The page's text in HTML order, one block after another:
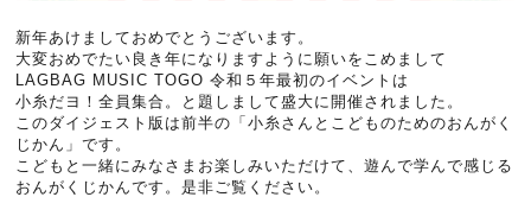
新年あけましておめでとうございます。
大変おめでたい良き年になりますように願いをこめまして
LAGBAG MUSIC TOGO 令和５年最初のイベントは
小糸だヨ！全員集合。と題しまして盛大に開催されました。
このダイジェスト版は前半の「小糸さんとこどものためのおんがく
じかん」です。
こどもと一緒にみなさまお楽しみいただけて、遊んで学んで感じる
おんがくじかんです。是非ご覧ください。